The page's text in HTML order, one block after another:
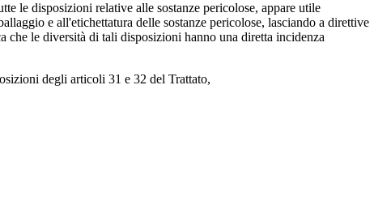
le disposizioni relative alle sostanze pericolose, appare utile
e all'etichettatura delle sostanze pericolose, lasciando a direttive
che le diversità di tali disposizioni hanno una diretta incidenza
degli articoli 31 e 32 del Trattato,